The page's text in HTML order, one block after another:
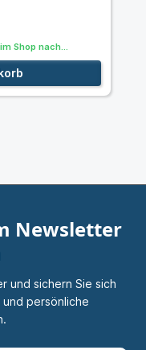
Shop nach
Newsletter
und sichern Sie sich
persönliche